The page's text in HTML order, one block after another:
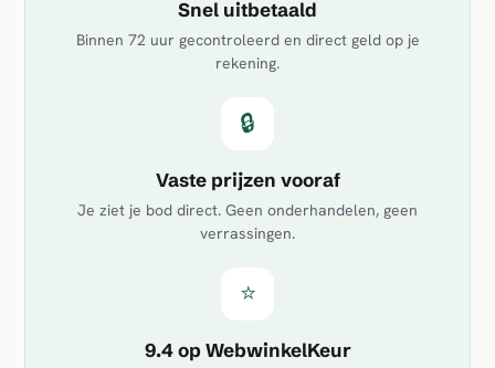
Snel uitbetaald
Binnen 72 uur gecontroleerd en direct geld op je
rekening.
🔒
Vaste prijzen vooraf
Je ziet je bod direct. Geen onderhandelen, geen
verrassingen.
⭐
9.4 op WebwinkelKeur